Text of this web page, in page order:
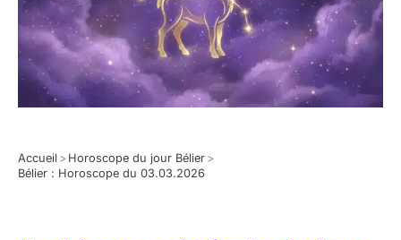
Accueil > Horoscope du jour Bélier >
Bélier : Horoscope du 03.03.2026